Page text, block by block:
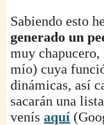
Sabiendo esto
generado un
muy
mío) cuya
dinámicas, así
sacarán una
venísaquí